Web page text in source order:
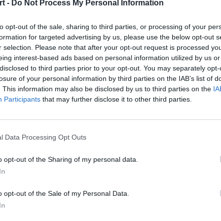
- Do Not Process My Personal Information
opt-out of the sale, sharing to third parties, or processing of your
for targeted advertising by us, please use the below opt-out
selection. Please note that after your opt-out request is processed
interest-based ads based on personal information utilized by us
to third parties prior to your opt-out. You may separately
of your personal information by third parties on the IAB’s list of
This information may also be disclosed by us to third parties on the
Participants that may further disclose it to other third parties.
Data Processing Opt Outs
opt-out of the Sharing of my personal data.
opt-out of the Sale of my Personal Data.
OG
Dota 2 zgodnie z oczekiwaniami
Summit 5. Najpierw "zieloni"
oczekiwaniami wypadli najlepiej pierwszego dnia